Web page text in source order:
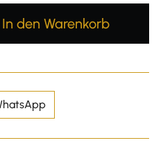
Gib den
In den Warenkorb